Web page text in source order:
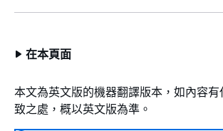
在本頁面
本文為英文版的機器翻譯版本，如內容
致之處，概以英文版為準。